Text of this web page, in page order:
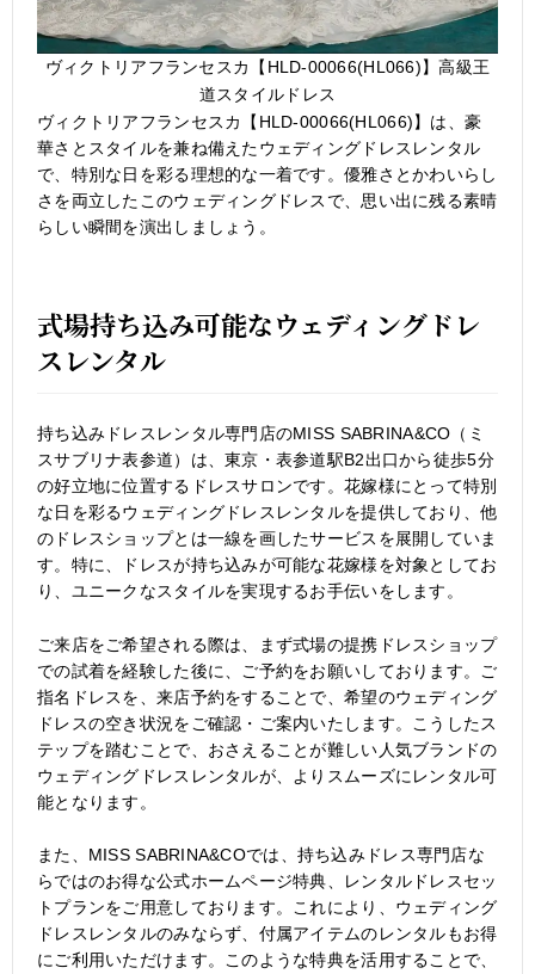
ヴィクトリアフランセスカ【HLD-00066(HL066)】高級王
道スタイルドレス
ヴィクトリアフランセスカ【HLD-00066(HL066)】は、豪
華さとスタイルを兼ね備えたウェディングドレスレンタル
で、特別な日を彩る理想的な一着です。優雅さとかわいらし
さを両立したこのウェディングドレスで、思い出に残る素晴
らしい瞬間を演出しましょう。
式場持ち込み可能なウェディングドレ
スレンタル
持ち込みドレスレンタル専門店のMISS SABRINA&CO（ミ
スサブリナ表参道）は、東京・表参道駅B2出口から徒歩5分
の好立地に位置するドレスサロンです。花嫁様にとって特別
な日を彩るウェディングドレスレンタルを提供しており、他
のドレスショップとは一線を画したサービスを展開していま
す。特に、ドレスが持ち込みが可能な花嫁様を対象としてお
り、ユニークなスタイルを実現するお手伝いをします。
ご来店をご希望される際は、まず式場の提携ドレスショップ
での試着を経験した後に、ご予約をお願いしております。ご
指名ドレスを、来店予約をすることで、希望のウェディング
ドレスの空き状況をご確認・ご案内いたします。こうしたス
テップを踏むことで、おさえることが難しい人気ブランドの
ウェディングドレスレンタルが、よりスムーズにレンタル可
能となります。
また、MISS SABRINA&COでは、持ち込みドレス専門店な
らではのお得な公式ホームページ特典、レンタルドレスセッ
トプランをご用意しております。これにより、ウェディング
ドレスレンタルのみならず、付属アイテムのレンタルもお得
にご利用いただけます。このような特典を活用することで、